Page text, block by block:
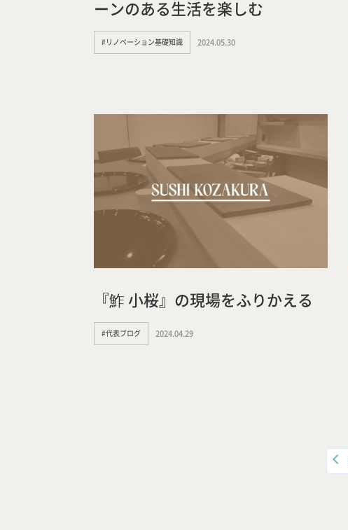
ーンのある生活を楽しむ
#リノベーション基礎知識 2024.05.30
『鮓 小桜』の現場をふりかえる
#代表ブログ 2024.04.29